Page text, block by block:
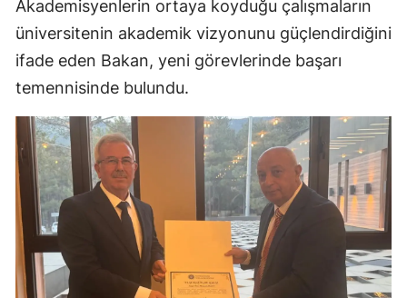
Akademisyenlerin ortaya koyduğu çalışmaların
üniversitenin akademik vizyonunu güçlendirdiğini
ifade eden Bakan, yeni görevlerinde başarı
temennisinde bulundu.